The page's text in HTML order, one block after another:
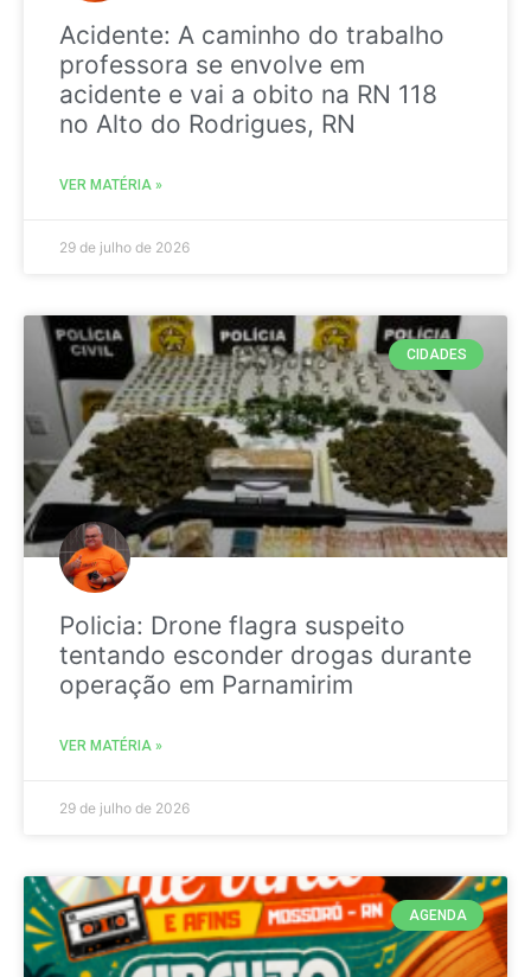
Acidente: A caminho do trabalho
professora se envolve em
acidente e vai a obito na RN 118
no Alto do Rodrigues, RN
VER MATÉRIA »
29 de julho de 2026
CIDADES
Policia: Drone flagra suspeito
tentando esconder drogas durante
operação em Parnamirim
VER MATÉRIA »
29 de julho de 2026
AGENDA